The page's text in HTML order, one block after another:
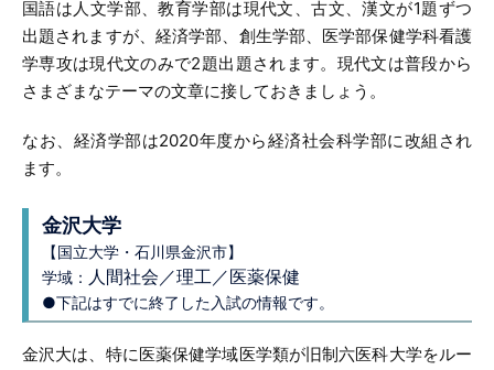
国語は人文学部、教育学部は現代文、古文、漢文が1題ずつ
出題されますが、経済学部、創生学部、医学部保健学科看護
学専攻は現代文のみで2題出題されます。現代文は普段から
さまざまなテーマの文章に接しておきましょう。
なお、経済学部は2020年度から経済社会科学部に改組され
ます。
金沢大学
【国立大学・石川県金沢市】
学域： 人間社会／理工／医薬保健
●下記はすでに終了した入試の情報です。
金沢大は、特に医薬保健学域医学類が旧制六医科大学をルー